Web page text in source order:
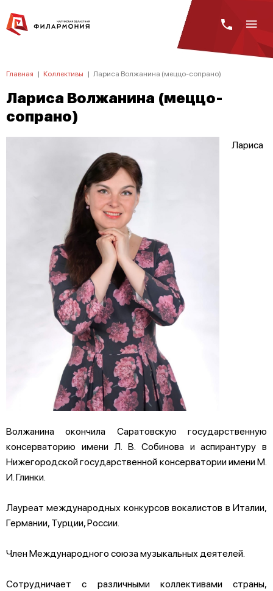
Главная | Коллективы | Лариса Волжанина (меццо-сопрано)
Лариса Волжанина (меццо-
сопрано)
Лариса
Волжанина окончила Саратовскую государственную
консерваторию имени Л. В. Собинова и аспирантуру в
Нижегородской государственной консерватории имени М.
И. Глинки.
Лауреат международных конкурсов вокалистов в Италии,
Германии, Турции, России.
Член Международного союза музыкальных деятелей.
Сотрудничает с различными коллективами страны,